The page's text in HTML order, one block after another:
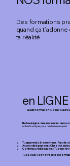
Des formations
quand ça
ta réalité.
en LIGNE
Quelle formation tu peux suivre
Notre équipe crée en continu de
notre boutique pour ne rien manquer!
Tu apprends à ton rythme : Pas de
Accessible partout : Chez toi, au
Contenus réutilisables : Tu peux
Tu es veux voir notre liste de